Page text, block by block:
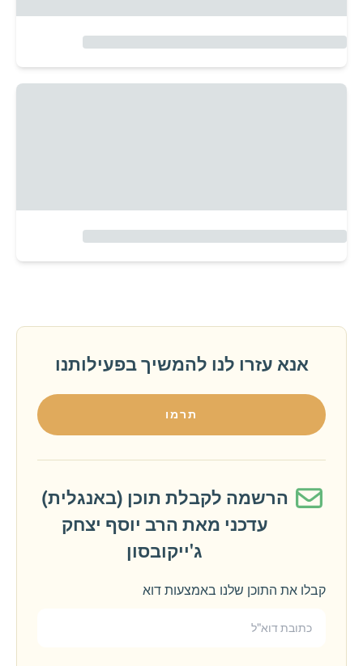
אנא עזרו לנו להמשיך בפעילותנו
תרמו
הרשמה לקבלת תוכן (באנגלית)
עדכני מאת הרב יוסף יצחק
ג'ייקובסון
קבלו את התוכן שלנו באמצעות דוא